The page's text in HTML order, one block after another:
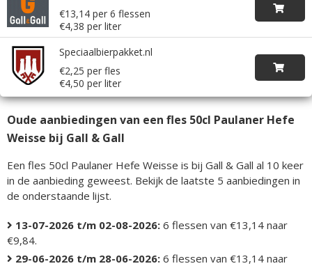
€13,14 per 6 flessen
€4,38 per liter
Speciaalbierpakket.nl
€2,25 per fles
€4,50 per liter
Oude aanbiedingen van een fles 50cl Paulaner Hefe
Weisse bij Gall & Gall
Een fles 50cl Paulaner Hefe Weisse is bij Gall & Gall al 10 keer
in de aanbieding geweest. Bekijk de laatste 5 aanbiedingen in
de onderstaande lijst.
13-07-2026 t/m 02-08-2026: 6 flessen van €13,14 naar
€9,84.
29-06-2026 t/m 28-06-2026: 6 flessen van €13,14 naar